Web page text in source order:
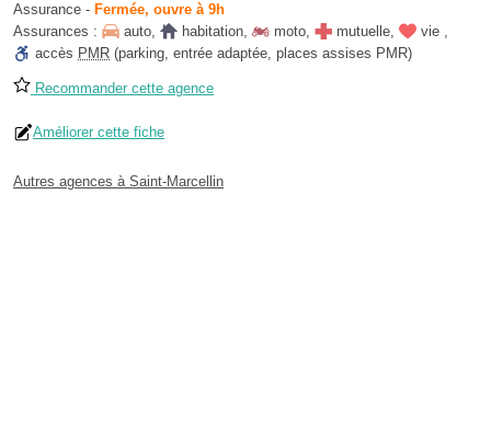
Assurance - Fermée, ouvre à 9h
Assurances :
auto, habitation, moto, mutuelle, vie ,
accès PMR (parking, entrée adaptée, places assises PMR)
Recommander cette agence
Améliorer cette fiche
Autres agences à Saint-Marcellin